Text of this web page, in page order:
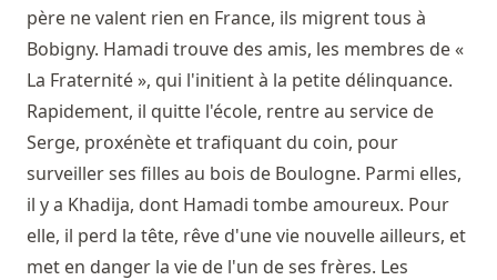
père ne valent rien en France, ils migrent tous à
Bobigny. Hamadi trouve des amis, les membres de «
La Fraternité », qui l'initient à la petite délinquance.
Rapidement, il quitte l'école, rentre au service de
Serge, proxénète et trafiquant du coin, pour
surveiller ses filles au bois de Boulogne. Parmi elles,
il y a Khadija, dont Hamadi tombe amoureux. Pour
elle, il perd la tête, rêve d'une vie nouvelle ailleurs, et
met en danger la vie de l'un de ses frères. Les